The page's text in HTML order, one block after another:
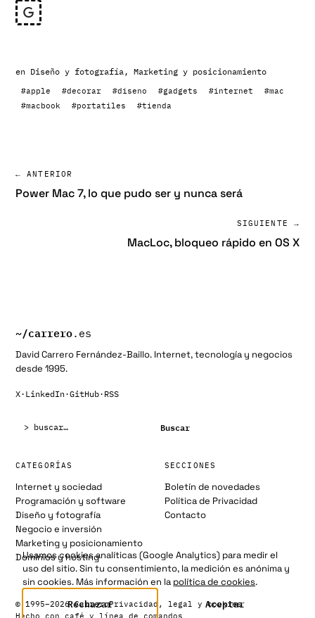
en Diseño y fotografía , Marketing y posicionamiento
#apple #decorar #diseno #gadgets #internet
#mac
#macbook
#portatiles #tienda
← ANTERIOR
Power Mac 7, lo que pudo ser y nunca será
SIGUIENTE →
MacLoc, bloqueo rápido en OS X
~/carrero.es
David Carrero Fernández-Baillo. Internet, tecnología y negocios
desde 1995.
X· LinkedIn·GitHub· RSS
Buscar
CATEGORÍAS
Internet y sociedad
Programación y software
Diseño y fotografía
Negocio e inversión
Marketing y posicionamiento
Dominios y hosting
SECCIONES
Boletín de novedades
Política de Privacidad
Contacto
© 1995–2026 CarreroPrivacidad, legal y cookies
Hecho con café y línea de comandos
Usamos cookies analíticas (Google Analytics) para medir el
uso del sitio. Sin tu consentimiento, la medición es anónima y
sin cookies. Más información en lapolítica de cookies.
Rechazar Aceptar